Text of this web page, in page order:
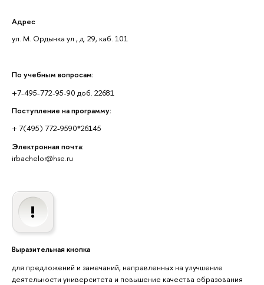
Адрес
ул. М. Ордынка ул., д. 29, каб. 101
По учебным вопросам:
+7-495-772-95-90 доб. 22681
Поступление на программу:
+ 7(495) 772-9590*26145
Электронная почта:
irbachelor@hse.ru
Выразительная кнопка
для предложений и замечаний, направленных на улучшение
деятельности университета и повышение качества образования